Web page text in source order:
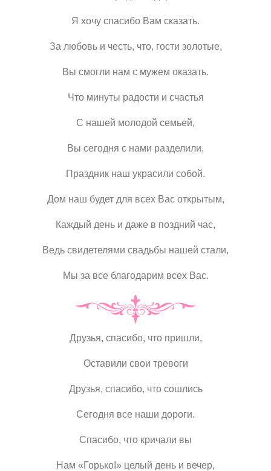
Я хочу спасибо Вам сказать.
За любовь и честь, что, гости золотые,
Вы смогли нам с мужем оказать.
Что минуты радости и счастья
С нашей молодой семьей,
Вы сегодня с нами разделили,
Праздник наш украсили собой.
Дом наш будет для всех Вас открытым,
Каждый день и даже в поздний час,
Ведь свидетелями свадьбы нашей стали,
Мы за все благодарим всех Вас.
Друзья, спасибо, что пришли,
Оставили свои тревоги
Друзья, спасибо, что сошлись
Сегодня все наши дороги.
Спасибо, что кричали вы
Нам «Горько!» целый день и вечер,